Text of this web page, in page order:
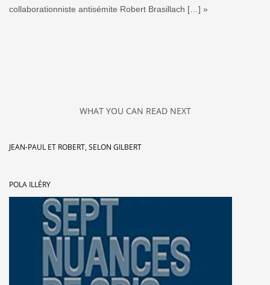
collaborationniste antisémite Robert Brasillach […] »
WHAT YOU CAN READ NEXT
JEAN-PAUL ET ROBERT, SELON GILBERT
POLA ILLÉRY